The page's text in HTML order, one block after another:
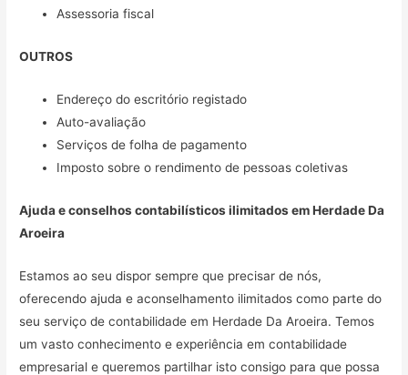
Assessoria fiscal
OUTROS
Endereço do escritório registado
Auto-avaliação
Serviços de folha de pagamento
Imposto sobre o rendimento de pessoas coletivas
Ajuda e conselhos contabilísticos ilimitados emHerdade Da
Aroeira
Estamos ao seu dispor sempre que precisar de nós,
oferecendo ajuda e aconselhamento ilimitados como parte do
seu serviço de contabilidade em Herdade Da Aroeira. Temos
um vasto conhecimento e experiência em contabilidade
empresarial e queremos partilhar isto consigo para que possa